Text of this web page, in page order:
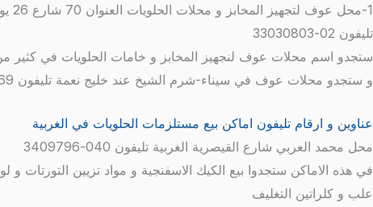
1-محل عوف لتجهيز المخابز و محلات الحلويات العنوان 70 شارع 26 يوليو المهندسين الجيزة
تليفون 02-33030803
ستجدو اسم محلات عوف لنجهيز المخابز و خامات الحلويات في كثير من الاماكن مثل بورسعيد -
و ستجدو محلات عوف في سيناء-شرم الشيخ عند خليج نعمة تليفون 069-3600868 – 069-3603771
عناوين و ارقام تليفون اماكن بيع مستلزمات الحلويات في الغربية
محل محمد العربي شارع القيصرية الغربية تليفون 040-3409796
في هذه الاماكن ستجدوا بيع الكيك الاسفنجية و مواد تزيين التورتات و
علب و كلراتين التغليف